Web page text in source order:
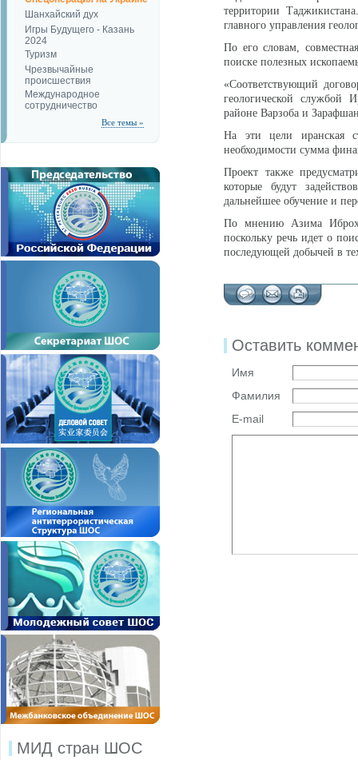
Шанхайский дух
Игры Будущего - Казань
2024
Туризм
Чрезвычайные
происшествия
Международное
сотрудничество
Все темы »
МИД стран ШОС
территории
главного управления
По его словам,
поиске полезных
«Соответствующий
геологической службой
районе Варзоба и
На эти цели иранская
необходимости сумма
Проект также
которые будут
дальнейшее обучение и
По мнению Азима
поскольку речь идет о
последующей добычей в
Оставить
Имя
Фамилия
E-mail